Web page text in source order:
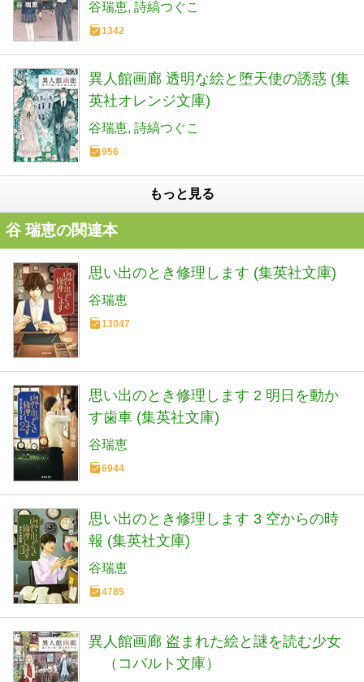
谷瑞恵 詩縞つぐこ
1342
異人館画廊 透明な絵と堕天使の誘惑 (集
英社オレンジ文庫)
谷瑞恵 詩縞つぐこ
956
もっと見る
谷 瑞恵の関連本
思い出のとき修理します (集英社文庫)
谷瑞恵
13047
思い出のとき修理します 2 明日を動か
す歯車 (集英社文庫)
谷瑞恵
6944
思い出のとき修理します 3 空からの時
報 (集英社文庫)
谷瑞恵
4785
異人館画廊 盗まれた絵と謎を読む少女
（コバルト文庫）